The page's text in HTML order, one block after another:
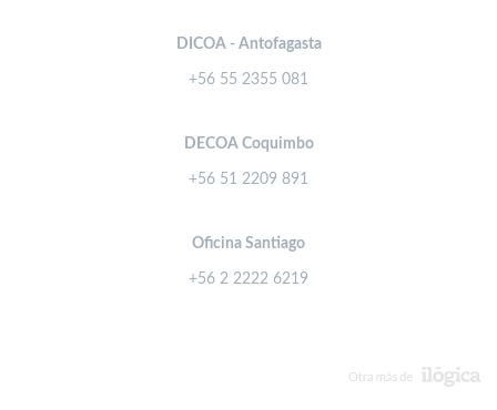
DICOA - Antofagasta
+56 55 2355 081
DECOA Coquimbo
+56 51 2209 891
Oficina Santiago
+56 2 2222 6219